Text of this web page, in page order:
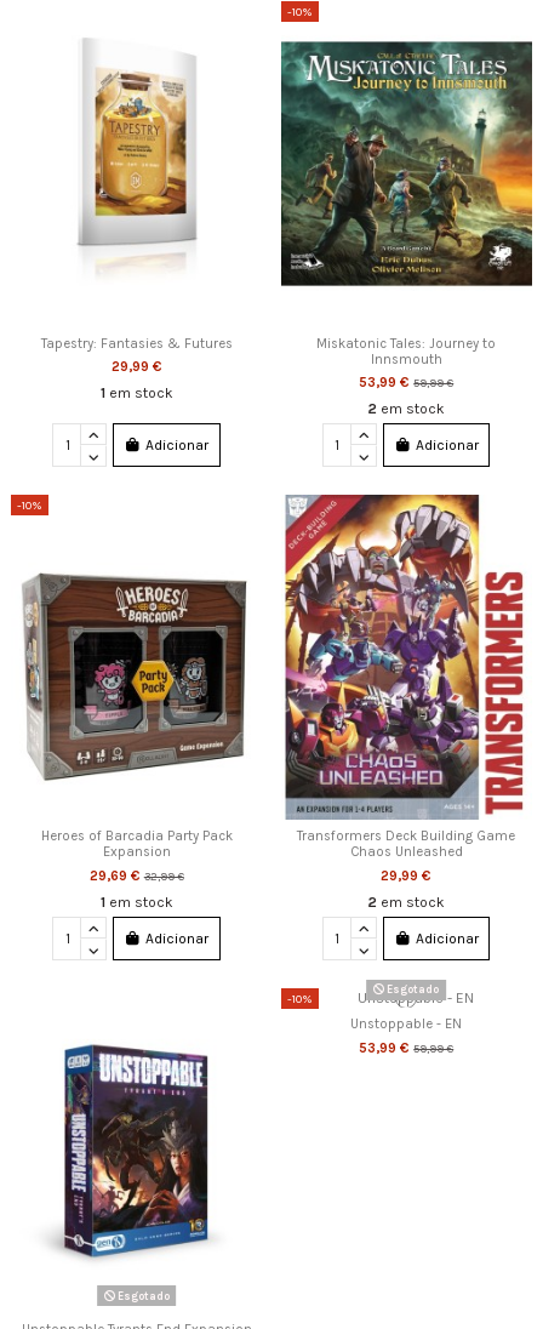
Tapestry: Fantasies & Futures
29,99 €
1 em stock
Adicionar
-10%
Miskatonic Tales: Journey to
Innsmouth
53,99 €59,99 €
2 em stock
Adicionar
-10%
Heroes of Barcadia Party Pack
Expansion
29,69 €32,99 €
1 em stock
Adicionar
Transformers Deck Building Game
Chaos Unleashed
29,99 €
2 em stock
Adicionar
Esgotado
-10%
Esgotado
Unstoppable - EN
53,99 €59,99 €